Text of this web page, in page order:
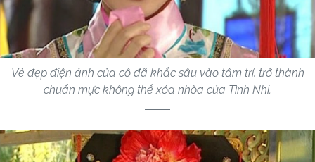
Vẻ đẹp điện ảnh của cô đã khắc sâu vào tâm trí, trở thành
chuẩn mực không thể xóa nhòa của Tình Nhi.